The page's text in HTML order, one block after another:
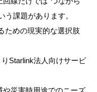
う課題があります。
ための現実的な選択肢
Starlink法人向けサービ
災害時用途でのニーズ